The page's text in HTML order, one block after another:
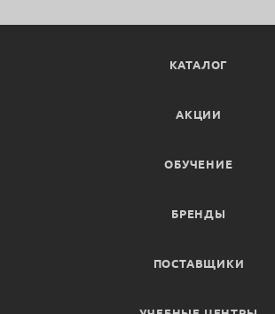
КАТАЛОГ
АКЦИИ
ОБУЧЕНИЕ
БРЕНДЫ
ПОСТАВЩИКИ